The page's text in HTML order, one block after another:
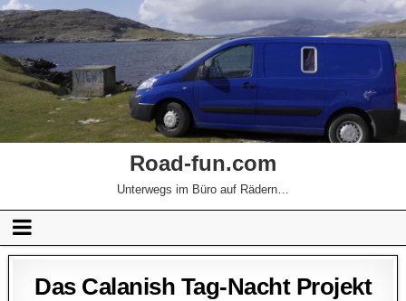
Road-fun.com
Unterwegs im Büro auf Rädern…
Das Calanish Tag-Nacht Projekt